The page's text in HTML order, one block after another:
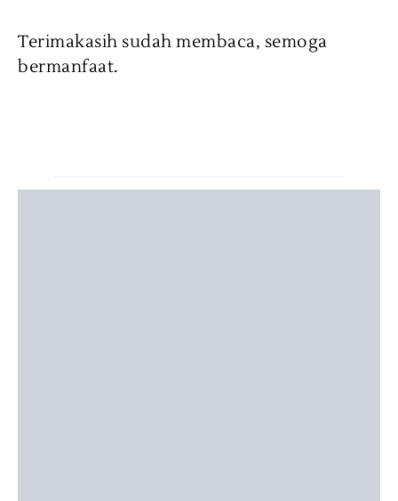
Terimakasih sudah membaca, semoga
bermanfaat.